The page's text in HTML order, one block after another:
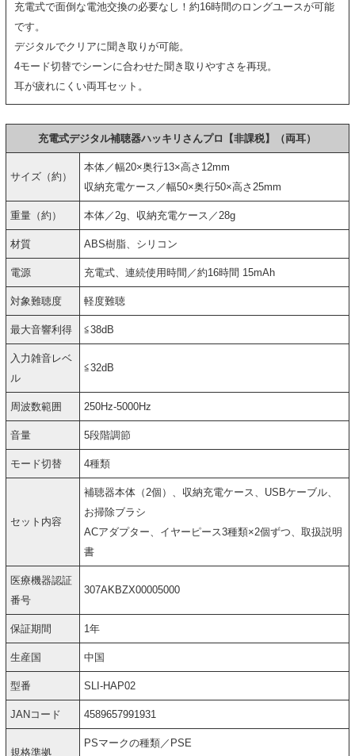
充電式で面倒な電池交換の必要なし！約16時間のロングユースが可能
です。
デジタルでクリアに聞き取りが可能。
4モード切替でシーンに合わせた聞き取りやすさを再現。
耳が疲れにくい両耳セット。
充電式デジタル補聴器ハッキリさんプロ【非課税】（両耳）
サイズ（約）
本体／幅20×奥行13×高さ12mm
収納充電ケース／幅50×奥行50×高さ25mm
重量（約） 本体／2g、収納充電ケース／28g
材質 ABS樹脂、シリコン
電源 充電式、連続使用時間／約16時間 15mAh
対象難聴度 軽度難聴
最大音響利得 ≦38dB
入力雑音レベ
ル
≦32dB
周波数範囲 250Hz-5000Hz
音量 5段階調節
モード切替 4種類
セット内容
補聴器本体（2個）、収納充電ケース、USBケーブル、
お掃除ブラシ
ACアダプター、イヤーピース3種類×2個ずつ、取扱説明
書
医療機器認証
番号
307AKBZX00005000
保証期間 1年
生産国 中国
型番 SLI-HAP02
JANコード 4589657991931
規格準拠
PSマークの種類／PSE